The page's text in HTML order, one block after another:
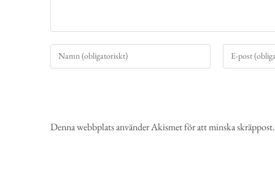
Denna webbplats använder Akismet för att minska skräppost.